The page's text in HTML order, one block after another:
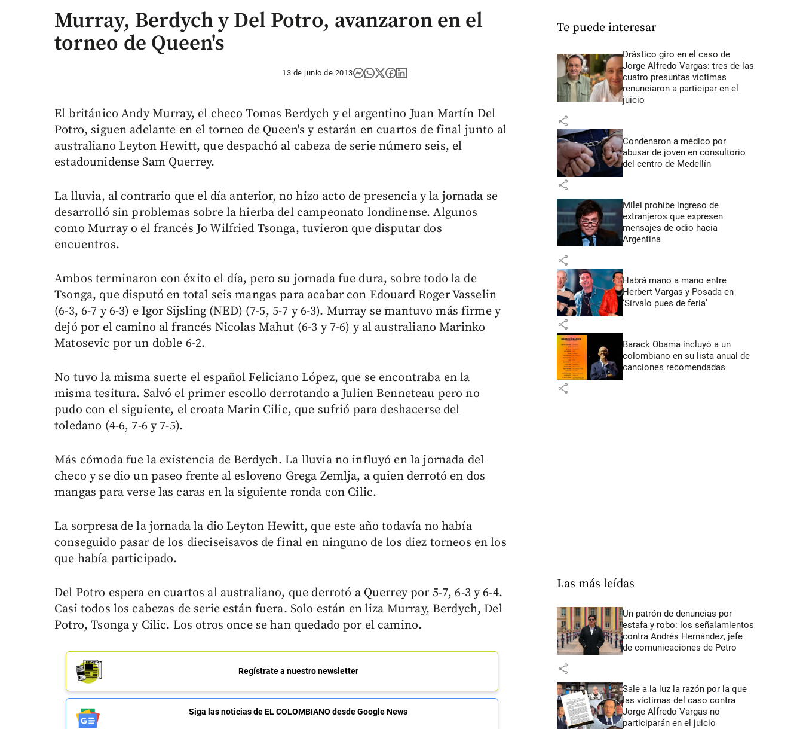
Murray, Berdych y Del Potro, avanzaron en el
torneo de Queen's
13 de junio de 2013
El británico Andy Murray, el checo Tomas Berdych y el argentino Juan Martín Del
Potro, siguen adelante en el torneo de Queen's y estarán en cuartos de final junto al
australiano Leyton Hewitt, que despachó al cabeza de serie número seis, el
estadounidense Sam Querrey.
La lluvia, al contrario que el día anterior, no hizo acto de presencia y la jornada se
desarrolló sin problemas sobre la hierba del campeonato londinense. Algunos
como Murray o el francés Jo Wilfried Tsonga, tuvieron que disputar dos
encuentros.
Ambos terminaron con éxito el día, pero su jornada fue dura, sobre todo la de
Tsonga, que disputó en total seis mangas para acabar con Edouard Roger Vasselin
(6-3, 6-7 y 6-3) e Igor Sijsling (NED) (7-5, 5-7 y 6-3). Murray se mantuvo más firme y
dejó por el camino al francés Nicolas Mahut (6-3 y 7-6) y al australiano Marinko
Matosevic por un doble 6-2.
No tuvo la misma suerte el español Feliciano López, que se encontraba en la
misma tesitura. Salvó el primer escollo derrotando a Julien Benneteau pero no
pudo con el siguiente, el croata Marin Cilic, que sufrió para deshacerse del
toledano (4-6, 7-6 y 7-5).
Más cómoda fue la existencia de Berdych. La lluvia no influyó en la jornada del
checo y se dio un paseo frente al esloveno Grega Zemlja, a quien derrotó en dos
mangas para verse las caras en la siguiente ronda con Cilic.
La sorpresa de la jornada la dio Leyton Hewitt, que este año todavía no había
conseguido pasar de los dieciseisavos de final en ninguno de los diez torneos en los
que había participado.
Del Potro espera en cuartos al australiano, que derrotó a Querrey por 5-7, 6-3 y 6-4.
Casi todos los cabezas de serie están fuera. Solo están en liza Murray, Berdych, Del
Potro, Tsonga y Cilic. Los otros once se han quedado por el camino.
Regístrate a nuestro newsletter
Siga las noticias de EL COLOMBIANO desde Google News
Te puede interesar
Drástico giro en el caso de
Jorge Alfredo Vargas: tres de las
cuatro presuntas víctimas
renunciaron a participar en el
juicio
share
Condenaron a médico por
abusar de joven en consultorio
del centro de Medellín
share
Milei prohíbe ingreso de
extranjeros que expresen
mensajes de odio hacia
Argentina
share
Habrá mano a mano entre
Herbert Vargas y Posada en
‘Sírvalo pues de feria’
share
Barack Obama incluyó a un
colombiano en su lista anual de
canciones recomendadas
share
Las más leídas
Un patrón de denuncias por
estafa y robo: los señalamientos
contra Andrés Hernández, jefe
de comunicaciones de Petro
share
Sale a la luz la razón por la que
las víctimas del caso contra
Jorge Alfredo Vargas no
participarán en el juicio